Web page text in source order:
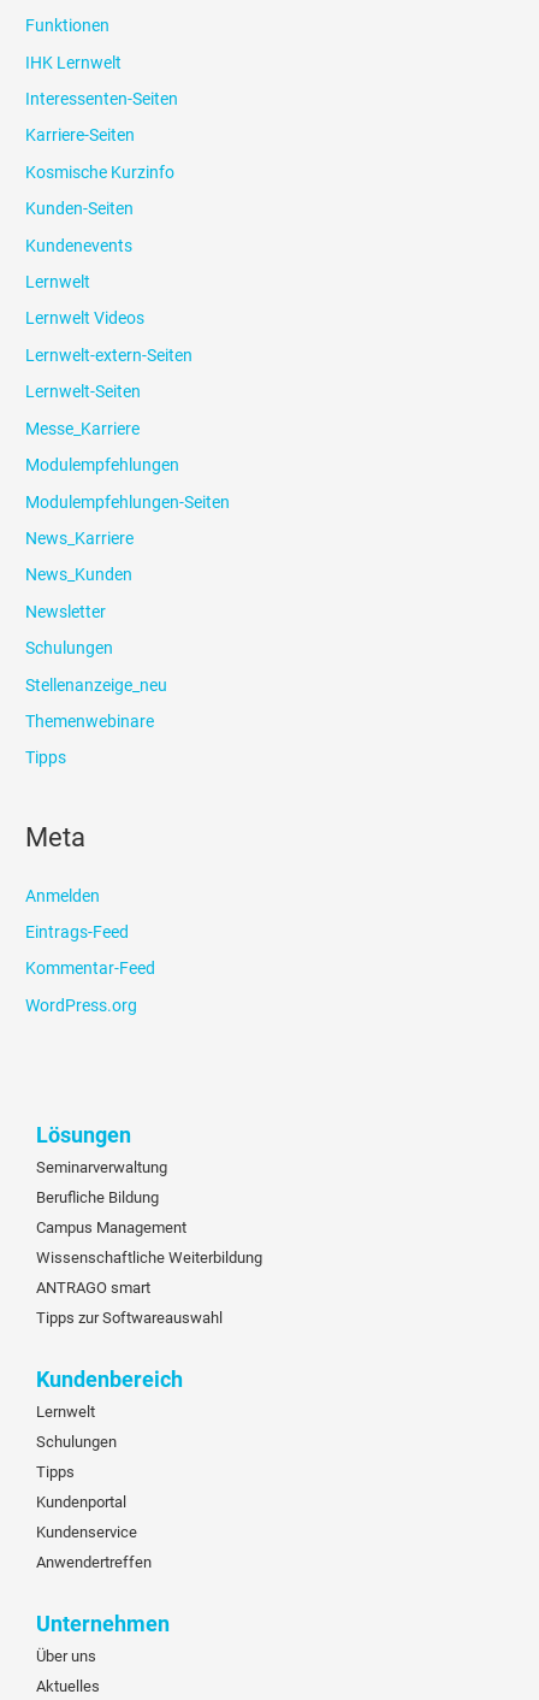
Funktionen
IHK Lernwelt
Interessenten-Seiten
Karriere-Seiten
Kosmische Kurzinfo
Kunden-Seiten
Kundenevents
Lernwelt
Lernwelt Videos
Lernwelt-extern-Seiten
Lernwelt-Seiten
Messe_Karriere
Modulempfehlungen
Modulempfehlungen-Seiten
News_Karriere
News_Kunden
Newsletter
Schulungen
Stellenanzeige_neu
Themenwebinare
Tipps
Meta
Anmelden
Eintrags-Feed
Kommentar-Feed
WordPress.org
Lösungen
Seminarverwaltung
Berufliche Bildung
Campus Management
Wissenschaftliche Weiterbildung
ANTRAGO smart
Tipps zur Softwareauswahl
Kundenbereich
Lernwelt
Schulungen
Tipps
Kundenportal
Kundenservice
Anwendertreffen
Unternehmen
Über uns
Aktuelles